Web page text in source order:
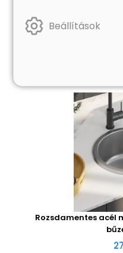
Rozsdamentes acél
Beállítások